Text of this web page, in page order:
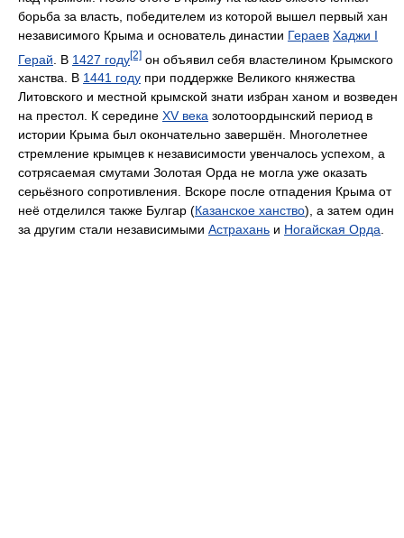
борьба за власть, победителем из которой вышел первый хан
независимого Крыма и основатель династии Гераев Хаджи I
Герай . В 1427 году[2] он объявил себя властелином Крымского
ханства. В 1441 году при поддержке Великого княжества
Литовского и местной крымской знати избран ханом и возведен
на престол. К середине XV века золотоордынский период в
истории Крыма был окончательно завершён. Многолетнее
стремление крымцев к независимости увенчалось успехом, а
сотрясаемая смутами Золотая Орда не могла уже оказать
серьёзного сопротивления. Вскоре после отпадения Крыма от
неё отделился также Булгар (Казанское ханство), а затем один
за другим стали независимыми Астрахань и Ногайская Орда.